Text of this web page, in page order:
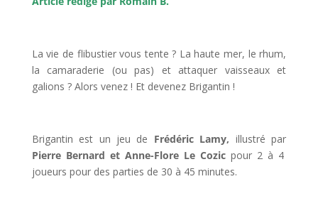
La vie de flibustier vous tente ? La haute mer, le rhum,
la camaraderie (ou pas) et attaquer vaisseaux et
galions ? Alors venez ! Et devenez Brigantin !
Brigantin est un jeu de Frédéric Lamy, illustré par
Pierre Bernard et Anne-Flore Le Cozic pour 2 à 4
joueurs pour des parties de 30 à 45 minutes.